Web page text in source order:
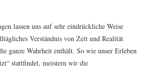
lassen uns auf sehr eindrückliche Weise
Verständnis von Zeit und Realität
ganze Wahrheit enthält. So wie unser Erleben
stattfindet, meistern wir die